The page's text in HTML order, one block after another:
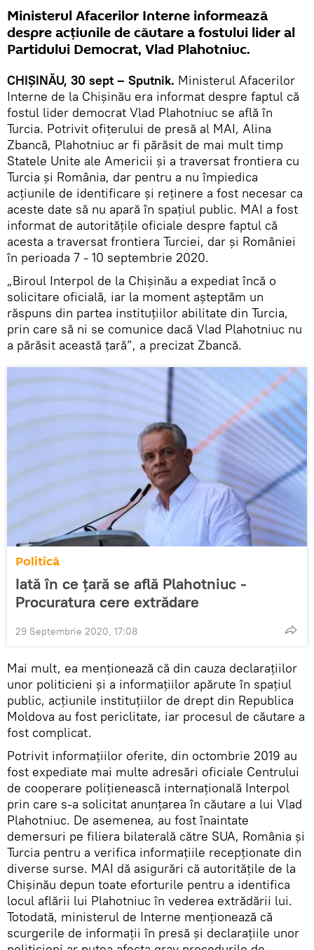
Ministerul Afacerilor Interne informează
despre acțiunile de căutare a fostului lider al
Partidului Democrat, Vlad Plahotniuc.
CHIȘINĂU, 30 sept – Sputnik. Ministerul Afacerilor
Interne de la Chișinău era informat despre faptul că
fostul lider democrat Vlad Plahotniuc se află în
Turcia. Potrivit ofițerului de presă al MAI, Alina
Zbancă, Plahotniuc ar fi părăsit de mai mult timp
Statele Unite ale Americii și a traversat frontiera cu
Turcia și România, dar pentru a nu împiedica
acțiunile de identificare și reținere a fost necesar ca
aceste date să nu apară în spațiul public. MAI a fost
informat de autoritățile oficiale despre faptul că
acesta a traversat frontiera Turciei, dar și României
în perioada 7 - 10 septembrie 2020.
„Biroul Interpol de la Chișinău a expediat încă o
solicitare oficială, iar la moment așteptăm un
răspuns din partea instituțiilor abilitate din Turcia,
prin care să ni se comunice dacă Vlad Plahotniuc nu
a părăsit această țară”, a precizat Zbancă.
Politică
Iată în ce țară se află Plahotniuc -
Procuratura cere extrădare
29 Septembrie 2020, 17:08
Mai mult, ea menționează că din cauza declarațiilor
unor politicieni și a informațiilor apărute în spațiul
public, acțiunile instituțiilor de drept din Republica
Moldova au fost periclitate, iar procesul de căutare a
fost complicat.
Potrivit informațiilor oferite, din octombrie 2019 au
fost expediate mai multe adresări oficiale Centrului
de cooperare polițienească internațională Interpol
prin care s-a solicitat anunțarea în căutare a lui Vlad
Plahotniuc. De asemenea, au fost înaintate
demersuri pe filiera bilaterală către SUA, România și
Turcia pentru a verifica informațiile recepționate din
diverse surse. MAI dă asigurări că autoritățile de la
Chișinău depun toate eforturile pentru a identifica
locul aflării lui Plahotniuc în vederea extrădării lui.
Totodată, ministerul de Interne menționează că
scurgerile de informații în presă și declarațiile unor